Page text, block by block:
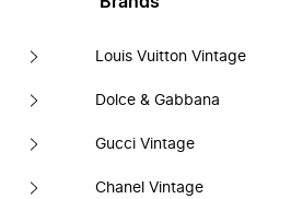
Louis Vuitton Vintage
Dolce & Gabbana
Gucci Vintage
Chanel Vintage